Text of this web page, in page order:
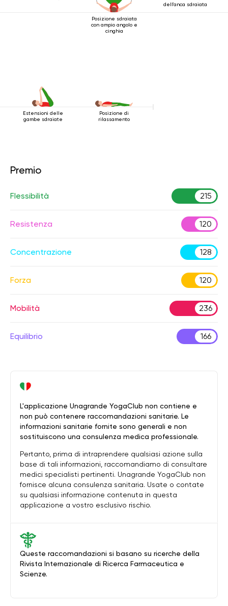
Posizione sdraiata
con ampio angolo e
cinghia
dell'anca sdraiata
Estensioni delle
gambe sdraiate
Posizione di
rilassamento
Premio
Flessibilità 215
Resistenza 120
Concentrazione 128
Forza 120
Mobilità 236
Equilibrio 166
Queste raccomandazioni si basano su ricerche della
Rivista Internazionale di Ricerca Farmaceutica e
Scienze.
L'applicazione Unagrande YogaClub non contiene e
non può contenere raccomandazioni sanitarie. Le
informazioni sanitarie fornite sono generali e non
sostituiscono una consulenza medica professionale.
Pertanto, prima di intraprendere qualsiasi azione sulla
base di tali informazioni, raccomandiamo di consultare
medici specialisti pertinenti. Unagrande YogaClub non
fornisce alcuna consulenza sanitaria. Usate o contate
su qualsiasi informazione contenuta in questa
applicazione a vostro esclusivo rischio.